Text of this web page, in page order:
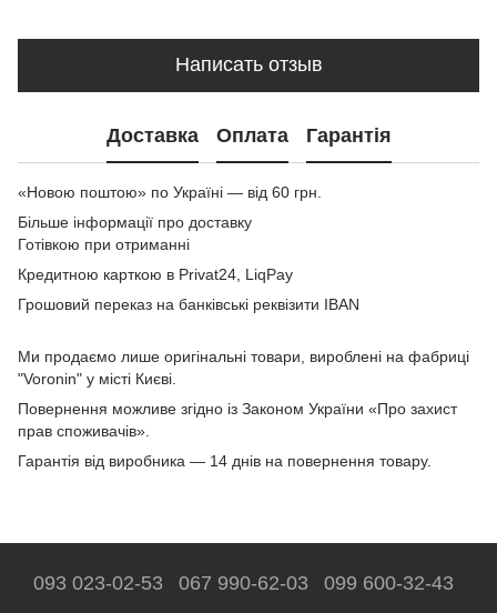
Написать отзыв
Доставка Оплата Гарантія
«Новою поштою» по Україні — від 60 грн.
Більше інформації про доставку
Готівкою при отриманні
Кредитною карткою в Privat24, LiqPay
Грошовий переказ на банківські реквізити IBAN
Ми продаємо лише оригінальні товари, вироблені на фабриці
"Voronin" у місті Києві.
Повернення можливе згідно із Законом України «Про захист
прав споживачів».
Гарантія від виробника — 14 днів на повернення товару.
093 023-02-53 067 990-62-03 099 600-32-43